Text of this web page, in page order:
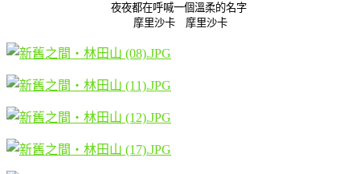
夜夜都在呼喊一個溫柔的名字
摩里沙卡 摩里沙卡